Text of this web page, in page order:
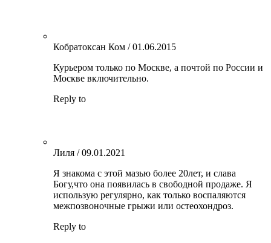
Кобратоксан Ком /01.06.2015
Курьером только по Москве, а почтой по России и
Москве включительно.
Reply to
Лиля /09.01.2021
Я знакома с этой мазью более 20лет, и слава
Богу,что она появилась в свободной продаже. Я
использую регулярно, как только воспаляются
межпозвоночные грыжи или остеохондроз.
Reply to